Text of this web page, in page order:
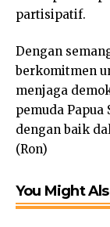
partisipatif.
Dengan
berkomitmen
menjaga
pemuda
dengan baik
(Ron)
You Might